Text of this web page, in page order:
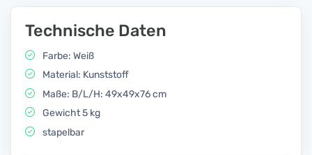
Technische Daten
Farbe: Weiß
Material: Kunststoff
Maße: B/L/H: 49x49x76 cm
Gewicht 5 kg
stapelbar